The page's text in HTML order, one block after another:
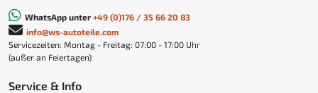
WhatsApp unter +49 (0)176 / 35 66 20 83
info@ws-autoteile.com
Servicezeiten: Montag - Freitag: 07:00 - 17:00 Uhr
(außer an Feiertagen)
Service & Info